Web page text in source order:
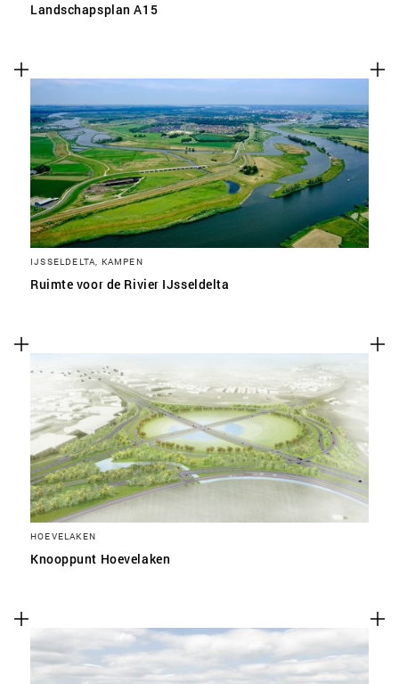
Landschapsplan A15
IJSSELDELTA, KAMPEN
Ruimte voor de Rivier IJsseldelta
HOEVELAKEN
Knooppunt Hoevelaken